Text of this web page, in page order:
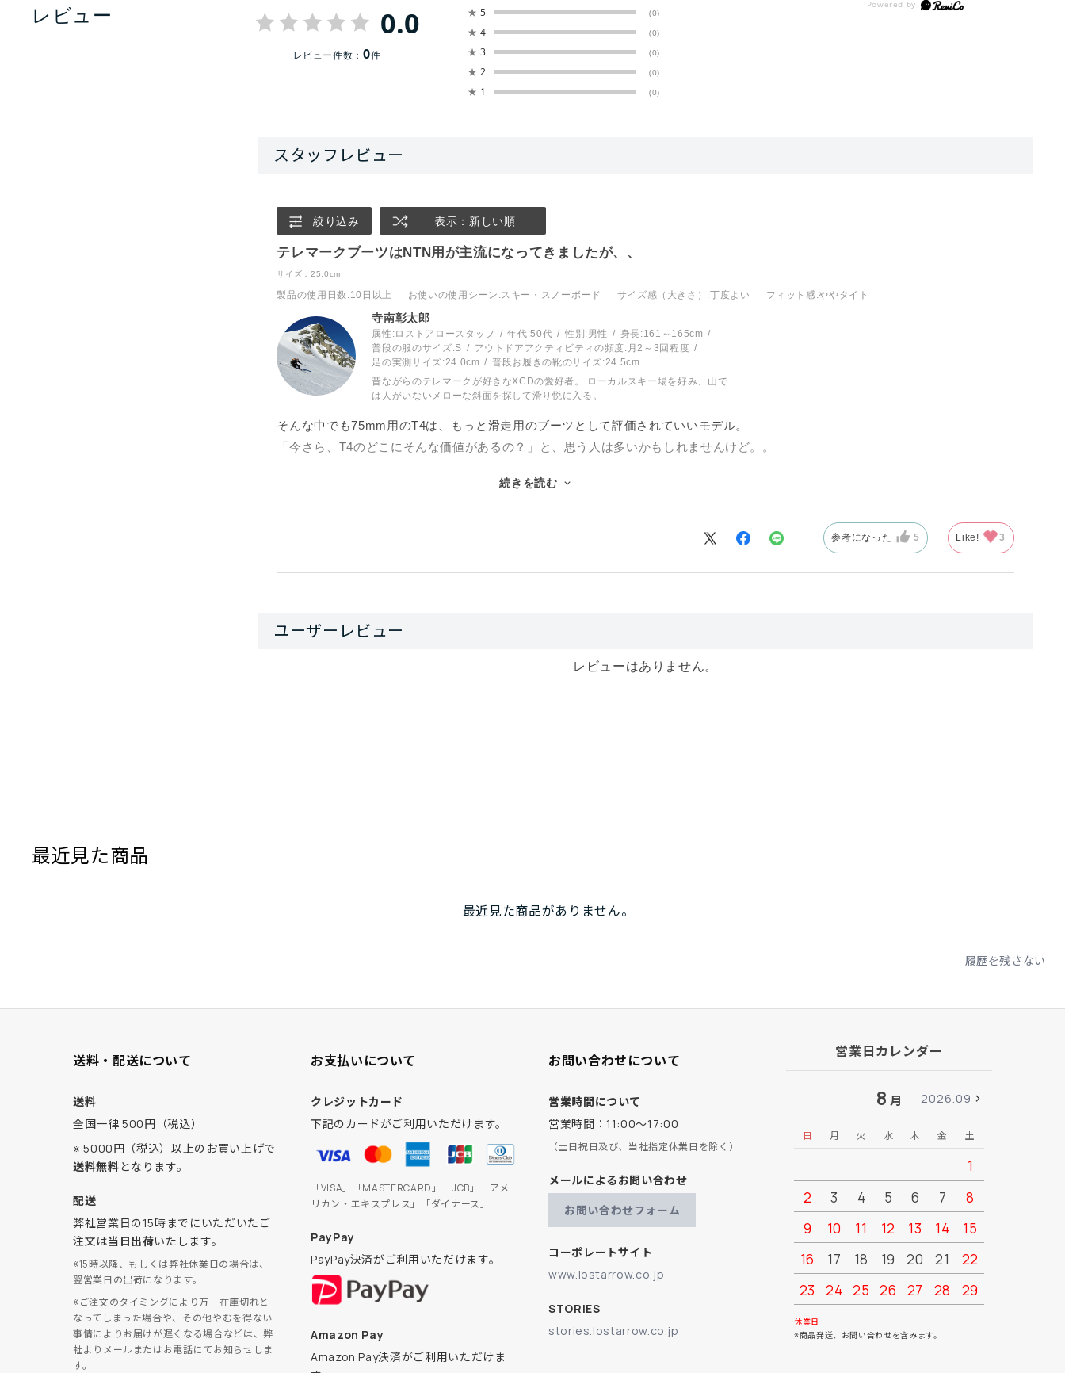
レビュー 0.0
レビュー件数：0件
★ 5 (0)
★ 4 (0)
★ 3 (0)
★ 2 (0)
★ 1 (0)
レビューはありません。
絞り込み 表示：新しい順
テレマークブーツはNTN用が主流になってきましたが、、
サイズ：25.0cm
製品の使用日数 :10日以上 お使いの使用シーン :スキー・スノーボード サイズ感（大きさ） :丁度よい フィット感:ややタイト
寺南彰太郎
属性:ロストアロースタッフ 年代:50代 性別:男性 身長:161～165cm
普段の服のサイズ:S アウトドアアクティビティの頻度: 月2～3回程度
足の実測サイズ:24.0cm 普段お履きの靴のサイズ:24.5cm
昔ながらのテレマークが好きなXCDの愛好者。 ローカルスキー場を好み、山で
は人がいないメローな斜面を探して滑り悦に入る。
そんな中でも75mm用のT4は、もっと滑走用のブーツとして評価されていいモデル。
「今さら、T4のどこにそんな価値があるの？」と、思う人は多いかもしれませんけど。。
T4はシェル全体が柔軟でローカフな造りなので足首を動かしやすくでき、結果として歩きに
いことにもなり、脚を伸ばしたり縮めたりが柔らかい動きで（←ここポイント）することが
テレマークブーツは、滑走性能を上げるのにアルペンブーツのようなハイカフにして足元を
固める方向で発達し、滑る技術もそれに応じて広まりました。板に乗るとか荷重するなどの
続きを読む
参考になった 5 Like! 3
最近見た商品
最近見た商品がありません。
履歴を残さない
送料・配送について
送料
全国一律 500円（税込）
※ 5000円（税込）以上のお買い上げで
送料無料となります。
配送
弊社営業日の15時までにいただいたご
注文は当日出荷いたします。
※15時以降、もしくは弊社休業日の場合は、
翌営業日の出荷になります。
※ご注文のタイミングにより万一在庫切れと
なってしまった場合や、その他やむを得ない
事情によりお届けが遅くなる場合などは、弊
社よりメールまたはお電話にてお知らせしま
す。
お支払いについて
クレジットカード
下記のカードがご利用いただけます。
「VISA」「MASTERCARD」「JCB」「アメ
リカン・エキスプレス」「ダイナース」
PayPay
PayPay決済がご利用いただけます。
Amazon Pay
Amazon Pay決済がご利用いただけま
お問い合わせについて
営業時間について
営業時間：11:00～17:00
（土日祝日及び、当社指定休業日を除く）
メールによるお問い合わせ
お問い合わせフォーム
コーポレートサイト
www.lostarrow.co.jp
STORIES
stories.lostarrow.co.jp
営業日カレンダー
8 月 2026.09
日 月 火 水 木 金 土
1
2
3 4 5 6 7
8
9
10 11 12 13 14
15
16
17 18 19 20 21
22
23
24 25 26 27 28
29
30
休業日
※商品発送、お問い合わせを含みます。